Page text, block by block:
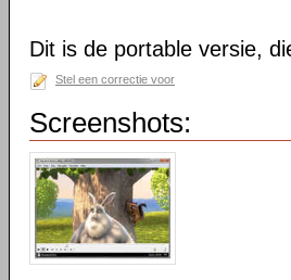
Dit is de portable versie,
Stel een correctie voor
Screenshots: